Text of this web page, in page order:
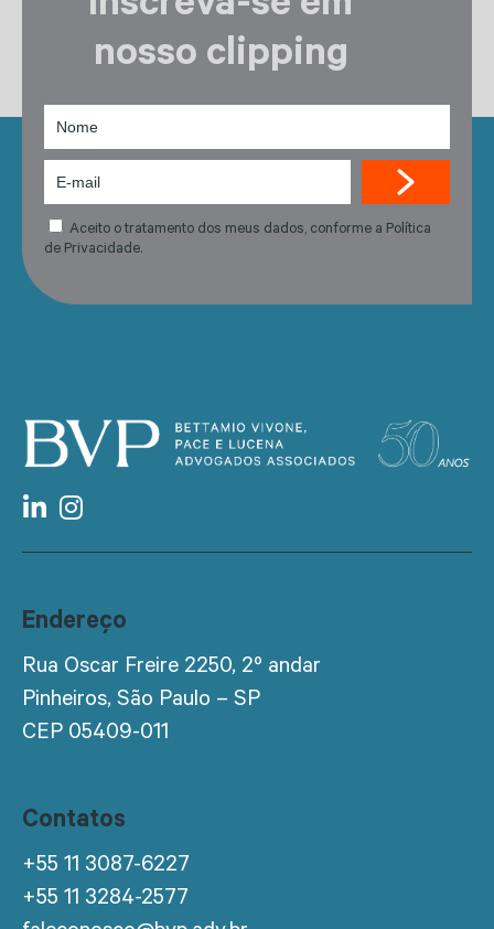
nosso clipping
Aceito o tratamento dos meus dados, conforme a Política
de Privacidade.
Endereço
Rua Oscar Freire 2250, 2º andar
Pinheiros, São Paulo – SP
CEP 05409-011
Contatos
+55 11 3087-6227
+55 11 3284-2577